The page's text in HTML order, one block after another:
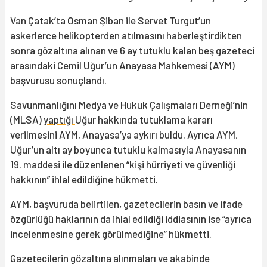
Van Çatak’ta Osman Şiban ile Servet Turgut’un
askerlerce helikopterden atılmasını haberleştirdikten
sonra gözaltına alınan ve 6 ay tutuklu kalan beş gazeteci
arasındaki Cemil Uğur’un Anayasa Mahkemesi (AYM)
başvurusu sonuçlandı.
Savunmanlığını Medya ve Hukuk Çalışmaları Derneği’nin
(MLSA)yaptığı Uğur hakkında tutuklama kararı
verilmesini AYM, Anayasa’ya aykırı buldu. Ayrıca AYM,
Uğur’un altı ay boyunca tutuklu kalmasıyla Anayasanın
19. maddesi ile düzenlenen “kişi hürriyeti ve güvenliği
hakkının” ihlal edildiğine hükmetti.
AYM, başvuruda belirtilen, gazetecilerin basın ve ifade
özgürlüğü haklarının da ihlal edildiği iddiasının ise “ayrıca
incelenmesine gerek görülmediğine” hükmetti.
Gazetecilerin gözaltına alınmaları ve akabinde